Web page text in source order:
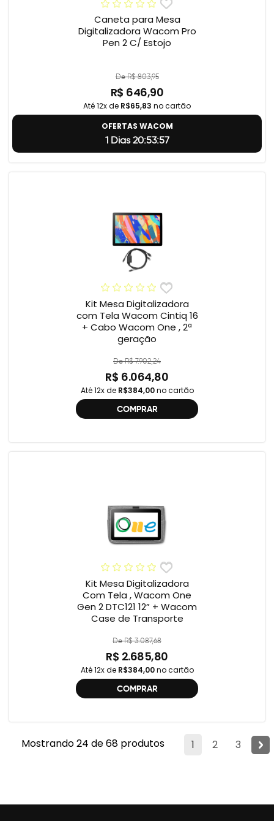
Caneta para Mesa
Digitalizadora Wacom Pro
Pen 2 C/ Estojo
De R$ 803,95
R$ 646,90
Até 12x de R$65,83 no cartão
OFERTAS WACOM
1 Dias 20:53:56
Kit Mesa Digitalizadora
com Tela Wacom Cintiq 16
+ Cabo Wacom One , 2ª
geração
De R$ 7.902,24
R$ 6.064,80
Até 12x de R$384,00no cartão
COMPRAR
Kit Mesa Digitalizadora
Com Tela , Wacom One
Gen 2 DTC121 12” + Wacom
Case de Transporte
De R$ 3.087,68
R$ 2.685,80
Até 12x de R$384,00no cartão
COMPRAR
1 2 3
Mostrando 24 de 68 produtos